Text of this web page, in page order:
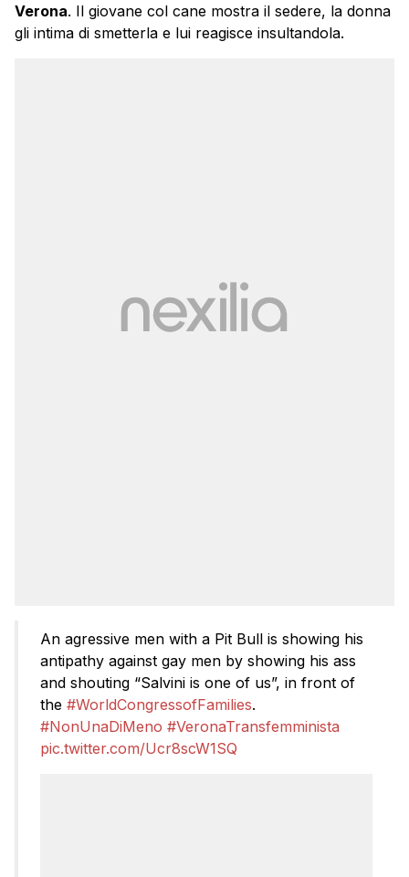
Verona. Il giovane col cane mostra il sedere, la donna
gli intima di smetterla e lui reagisce insultandola.
An agressive men with a Pit Bull is showing his
antipathy against gay men by showing his ass
and shouting “Salvini is one of us”, in front of
the #WorldCongressofFamilies.
#NonUnaDiMeno #VeronaTransfemminista
pic.twitter.com/Ucr8scW1SQ